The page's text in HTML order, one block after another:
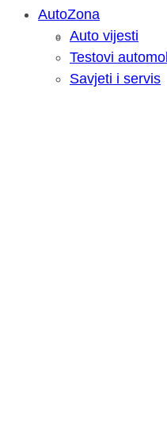
AutoZona
Auto vijesti
Testovi
Savjeti i servis